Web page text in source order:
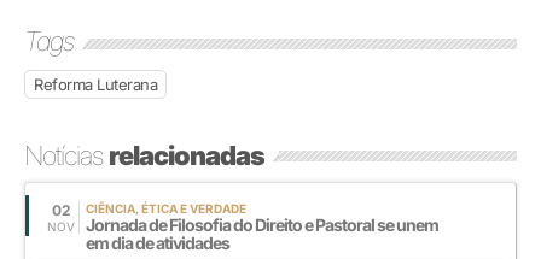
Tags
Reforma Luterana
Notíciasrelacionadas
02
NOV
CIÊNCIA, ÉTICA E VERDADE
Jornada de Filosofia do Direito e Pastoral se unem
em dia de atividades